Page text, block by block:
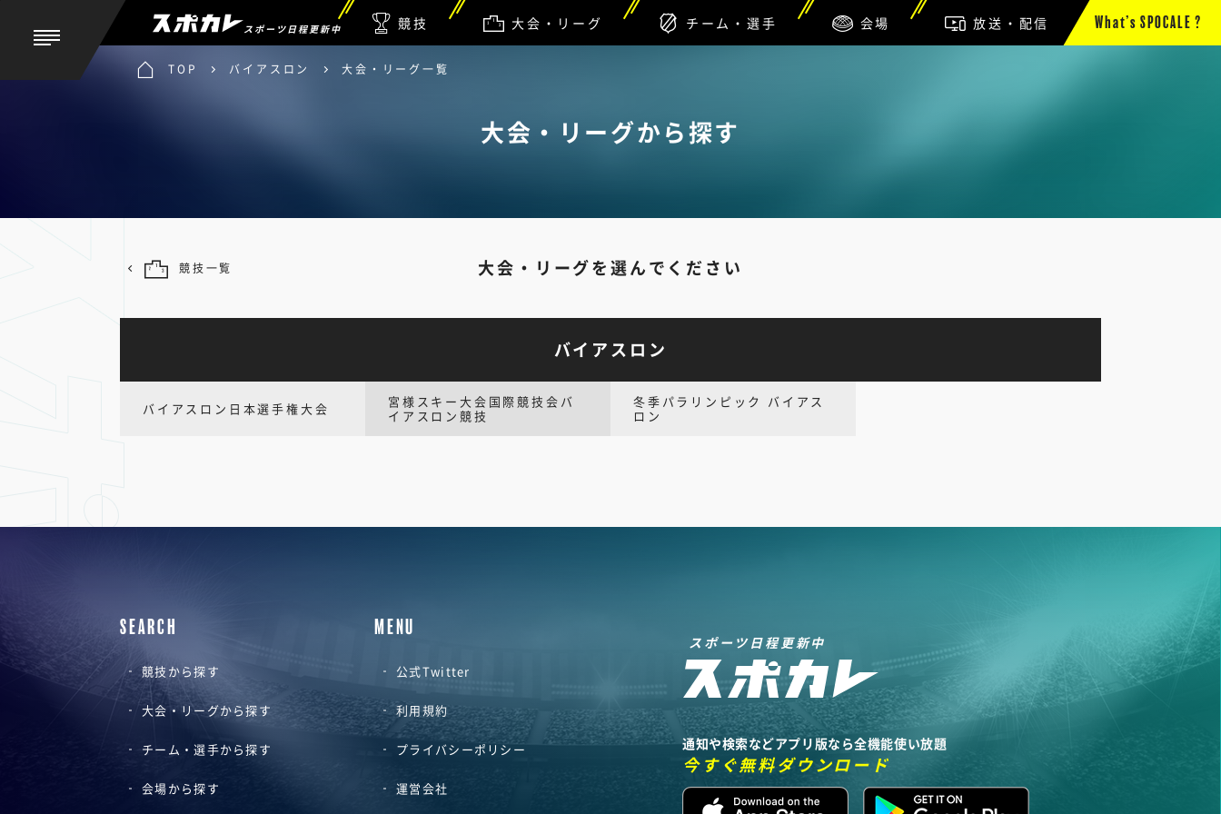
スポーツ日程更新中 競技 大会・リーグ チーム・選手 会場 放送・配信 What’s SPOCALE ?
TOP バイアスロン 大会・リーグ一覧
大会・リーグから探す
大会・リーグを選んでください
競技一覧
バイアスロン
バイアスロン日本選手権大会
宮様スキー大会国際競技会バ
イアスロン競技
冬季パラリンピック バイアス
ロン
SEARCH
競技から探す
大会・リーグから探す
チーム・選手から探す
会場から探す
MENU
公式Twitter
利用規約
プライバシーポリシー
運営会社
スポーツ日程更新中
通知や検索などアプリ版なら全機能使い放題
今すぐ無料ダウンロード